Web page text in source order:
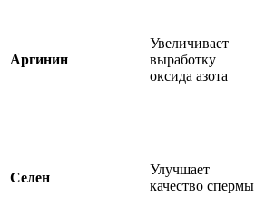
Аргинин
Увеличивает
выработку
оксида азота
Селен
Улучшает
качество спермы